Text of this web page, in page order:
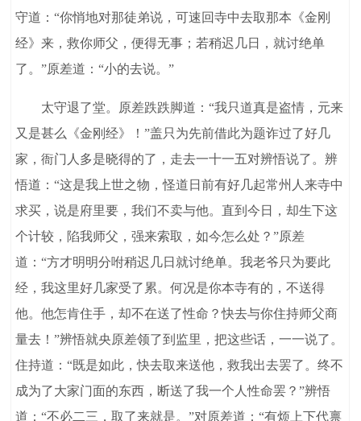
守道：“你悄地对那徒弟说，可速回寺中去取那本《金刚
经》来，救你师父，便得无事；若稍迟几日，就讨绝单
了。”原差道：“小的去说。”
太守退了堂。原差跌跌脚道：“我只道真是盗情，元来
又是甚么《金刚经》！”盖只为先前借此为题诈过了好几
家，衙门人多是晓得的了，走去一十一五对辨悟说了。辨
悟道：“这是我上世之物，怪道日前有好几起常州人来寺中
求买，说是府里要，我们不卖与他。直到今日，却生下这
个计较，陷我师父，强来索取，如今怎么处？”原差
道：“方才明明分咐稍迟几日就讨绝单。我老爷只为要此
经，我这里好几家受了累。何况是你本寺有的，不送得
他。他怎肯住手，却不在送了性命？快去与你住持师父商
量去！”辨悟就央原差领了到监里，把这些话，一一说了。
住持道：“既是如此，快去取来送他，救我出去罢了。终不
成为了大家门面的东西，断送了我一个人性命罢？”辨悟
道：“不必二三，取了来就是。”对原差道：“有烦上下代禀